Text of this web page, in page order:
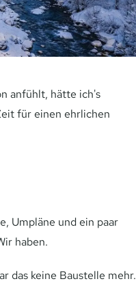
anfühlt, hätte ich's
für einen ehrlichen
Umpläne und ein paar
haben.
das keine Baustelle mehr.